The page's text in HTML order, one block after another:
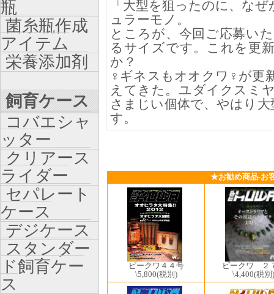
「大型を狙ったのに、な
ュラーモノ。
ところが、今回ご応募い
るサイズです。これを更
か？
♀ギネスもオオクワ♀が更
えてきた。ユダイクスミ
さまじい個体で、やはり
す。
★お勧め商品-お
ビークワ４４号
\5,800(税別)
ビークワ ２
\4,400(税別)
瓶
菌糸瓶作成
アイテム
栄養添加剤
飼育ケース
コバエシャ
ッター
クリアース
ライダー
セパレート
ケース
デジケース
スタンダー
ド飼育ケー
ス